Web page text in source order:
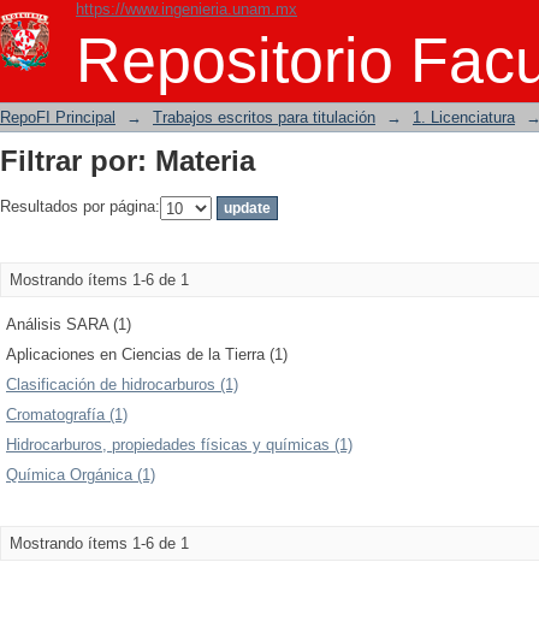
https://www.ingenieria.unam.mx
Repositorio
Filtrar por: Materia
RepoFI Principal → Trabajos escritos para titulación → 1. Licenciatura
Filtrar por: Materia
Resultados por página:
Mostrando ítems 1-6 de 1
Análisis SARA (1)
Aplicaciones en Ciencias de la Tierra (1)
Clasificación de hidrocarburos (1)
Cromatografía (1)
Hidrocarburos, propiedades físicas y químicas (1)
Química Orgánica (1)
Mostrando ítems 1-6 de 1